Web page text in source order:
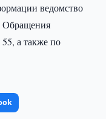
ведомство
Обращения
а также по